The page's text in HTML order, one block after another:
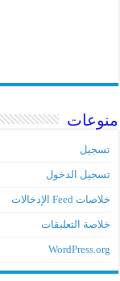
منوعات
تسجيل
تسجيل الدخول
خلاصات Feed الإدخالات
خلاصة التعليقات
WordPress.org